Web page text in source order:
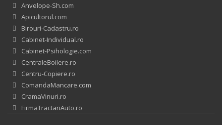
Anvelope-Sh.com
Apicultorul.com
Birouri-Cadastru.ro
Cabinet-Individual.ro
Cabinet-Psihologie.com
CentraleBoilere.ro
Centru-Copiere.ro
ComandaMancare.com
CramaVinuri.ro
FirmaTractariAuto.ro